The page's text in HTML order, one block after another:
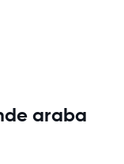
araba